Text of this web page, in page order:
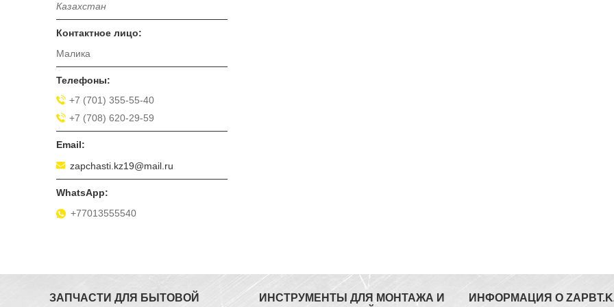
Казахстан
Малика
+7 (701) 355-55-40
+7 (708) 620-29-59
zapchasti.kz19@mail.ru
+77013555540
ЗАПЧАСТИ ДЛЯ БЫТОВОЙ
ИНСТРУМЕНТЫ ДЛЯ МОНТАЖА И
ИНФОРМАЦИЯ О